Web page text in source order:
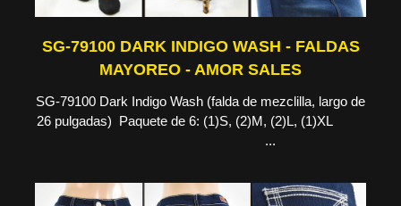
SG-79100 DARK INDIGO WASH - FALDAS
MAYOREO - AMOR SALES
SG-79100 Dark Indigo Wash (falda de mezclilla, largo de
26 pulgadas) Paquete de 6: (1)S, (2)M, (2)L, (1)XL
...